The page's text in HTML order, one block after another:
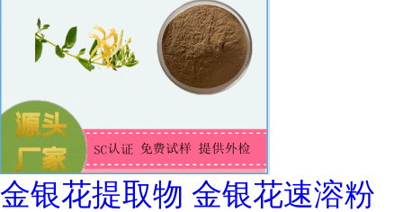
金银花提取物 金银花速溶粉